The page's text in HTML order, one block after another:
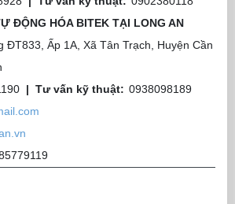
ĐỘNG HÓA BITEK TẠI LONG AN
ĐT833, Ấp 1A, Xã Tân Trạch, Huyện Cần
| Tư vấn kỹ thuật: 0938098189